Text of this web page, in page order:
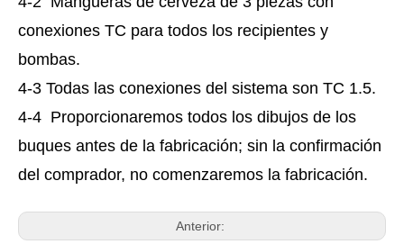
conexiones TC para todos los recipientes y
bombas.
4-3 Todas las conexiones del sistema son TC 1.5.
4-4 Proporcionaremos todos los dibujos de los
buques antes de la fabricación; sin la confirmación
del comprador, no comenzaremos la fabricación.
Anterior: